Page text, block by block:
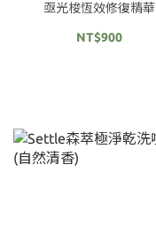
亟光梭恆效修復精華
NT$900